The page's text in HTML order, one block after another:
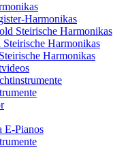
Harmonikas
Steirische Harmonikas
Steirische Harmonikas
Harmonikas
E-Pianos